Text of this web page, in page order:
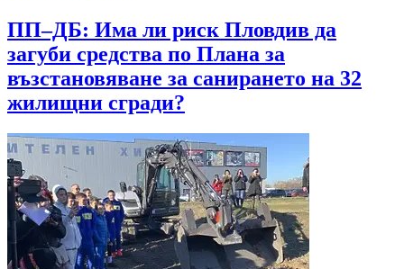
ПП–ДБ: Има ли риск Пловдив да
загуби средства по Плана за
възстановяване за санирането на 32
жилищни сгради?